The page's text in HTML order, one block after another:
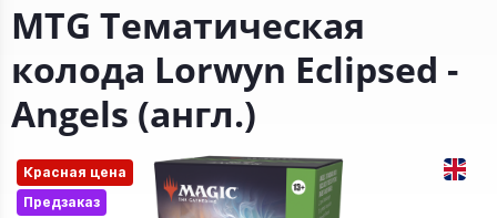
MTG Тематическая
колода Lorwyn Eclipsed -
Angels (англ.)
Красная цена
Предзаказ